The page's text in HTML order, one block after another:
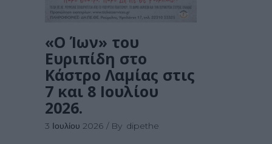
«Ο Ίων» του
Ευριπίδη στο
Κάστρο Λαμίας στις
7 και 8 Ιουλίου
2026.
3 Ιουλίου 2026 By dipethe